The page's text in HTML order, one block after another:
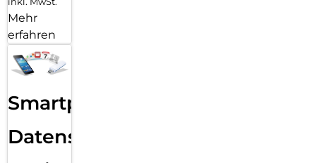
Mehr
erfahren
Smartphone
Datensicherung